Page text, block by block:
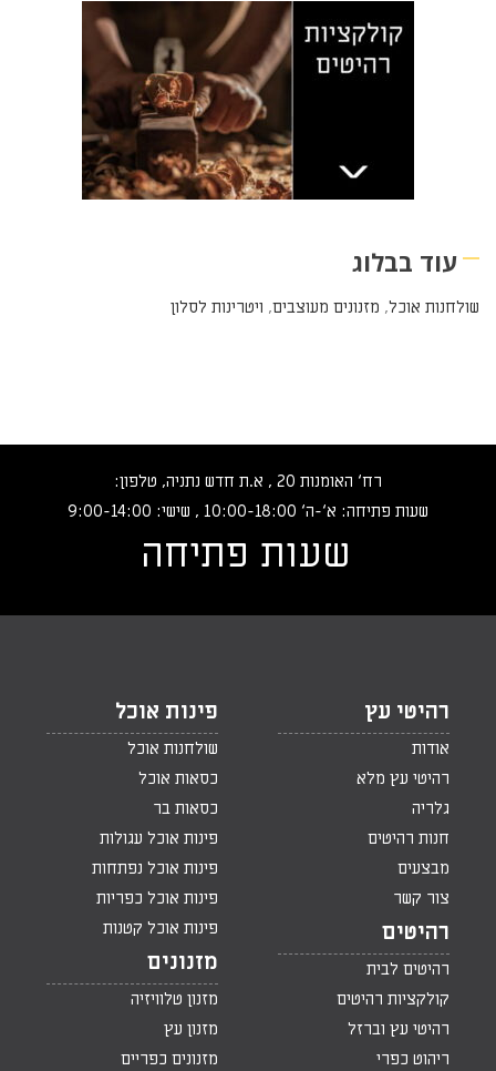
עוד בבלוג
שולחנות אוכל, מזנונים מעוצבים, ויטרינות לסלון
רח‘ האומנות 20 , א.ת חדש נתניה, טלפון:
שעות פתיחה: א‘-ה‘ 10:00-18:00 , שישי: 9:00-14:00
שעות פתיחה
רהיטי עץ
אודות
רהיטי עץ מלא
גלריה
חנות רהיטים
מבצעים
צור קשר
רהיטים
רהיטים לבית
קולקציות רהיטים
רהיטי עץ וברזל
ריהוט כפרי
פינות אוכל
שולחנות אוכל
כסאות אוכל
כסאות בר
פינות אוכל עגולות
פינות אוכל נפתחות
פינות אוכל כפריות
פינות אוכל קטנות
מזנונים
מזנון טלוויזיה
מזנון עץ
מזנונים כפריים